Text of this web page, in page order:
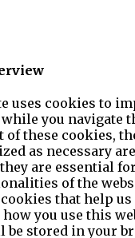
uses cookies to
you navigate
of these cookies,
as necessary
are essential
of the
that help us
you use this
be stored in your